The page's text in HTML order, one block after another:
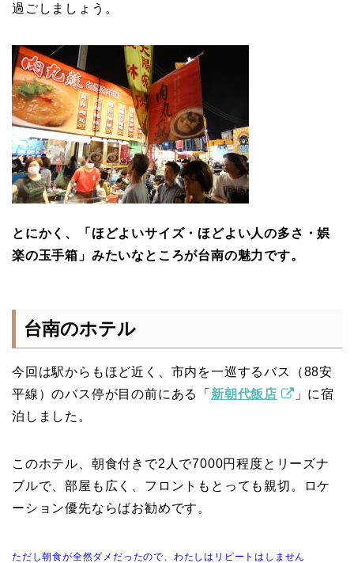
過ごしましょう。
とにかく、「ほどよいサイズ・ほどよい人の多さ・娯
楽の玉手箱」みたいなところが台南の魅力です。
台南のホテル
今回は駅からもほど近く、市内を一巡するバス（88安
平線）のバス停が目の前にある「 新朝代飯店
」に宿
泊しました。
このホテル、朝食付きで2人で7000円程度とリーズナ
ブルで、部屋も広く、フロントもとっても親切。ロケ
ーション優先ならばお勧めです。
ただし朝食が全然ダメだったので、わたしはリピートはしません